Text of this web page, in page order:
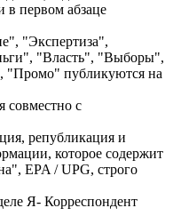
в первом абзаце
"Экспертиза",
"Власть", "Выборы",
"Промо" публикуются на
совместно с
републикация и
которое содержит
EPA / UPG, строго
Я- Корреспондент